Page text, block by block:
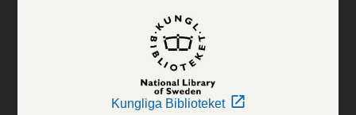
Kungliga Biblioteket